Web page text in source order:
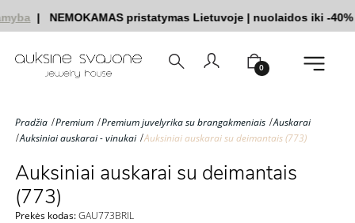
| NEMOKAMAS pristatymas Lietuvoje| nuolaidos iki -40%|
0
Pradžia Premium Premium juvelyrika su brangakmeniais
Auskarai
Auksiniai auskarai - vinukai
Auksiniai auskarai su deimantais (773)
Auksiniai auskarai su deimantais
(773)
Prekės kodas:GAU773BRIL